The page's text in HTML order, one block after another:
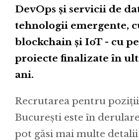
DevOps și servicii de
tehnologii emergente,
blockchain și IoT - cu
proiecte finalizate în
ani.
Recrutarea pentru
București este în
pot găsi mai multe detalii